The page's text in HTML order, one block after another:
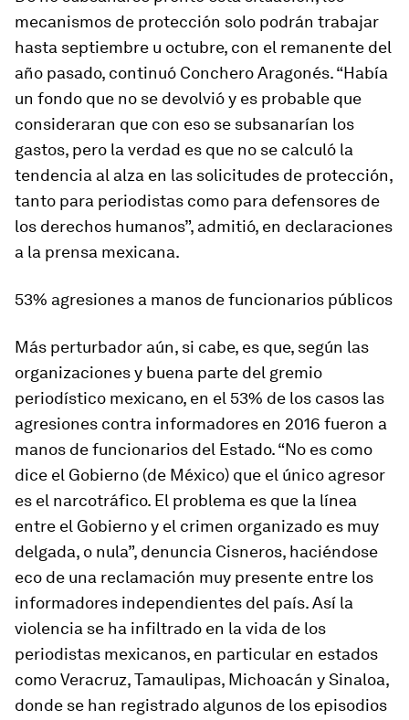
mecanismos de protección solo podrán trabajar
hasta septiembre u octubre, con el remanente del
año pasado, continuó Conchero Aragonés. “Había
un fondo que no se devolvió y es probable que
consideraran que con eso se subsanarían los
gastos, pero la verdad es que no se calculó la
tendencia al alza en las solicitudes de protección,
tanto para periodistas como para defensores de
los derechos humanos”, admitió, en declaraciones
a la prensa mexicana.
53% agresiones a manos de funcionarios públicos
Más perturbador aún, si cabe, es que, según las
organizaciones y buena parte del gremio
periodístico mexicano, en el 53% de los casos las
agresiones contra informadores en 2016 fueron a
manos de funcionarios del Estado. “No es como
dice el Gobierno (de México) que el único agresor
es el narcotráfico. El problema es que la línea
entre el Gobierno y el crimen organizado es muy
delgada, o nula”, denuncia Cisneros, haciéndose
eco de una reclamación muy presente entre los
informadores independientes del país. Así la
violencia se ha infiltrado en la vida de los
periodistas mexicanos, en particular en estados
como Veracruz, Tamaulipas, Michoacán y Sinaloa,
donde se han registrado algunos de los episodios